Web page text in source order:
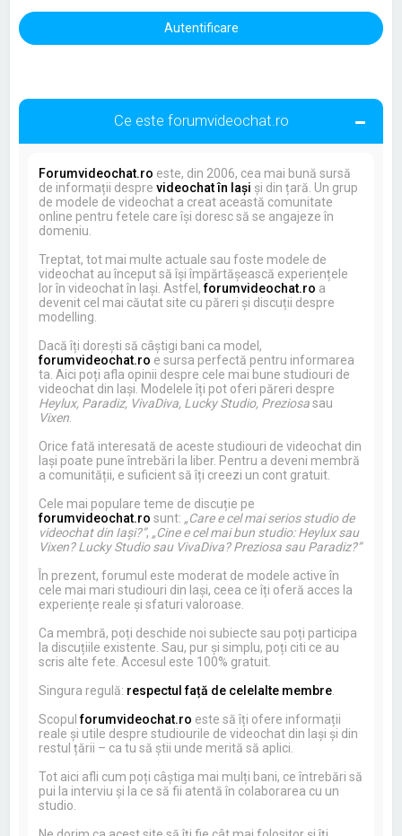
Ce este forumvideochat.ro
Forumvideochat.ro este, din 2006, cea mai bună sursă
de informații desprevideochat în Iași și din țară. Un grup
de modele de videochat a creat această comunitate
online pentru fetele care își doresc să se angajeze în
domeniu.
Treptat, tot mai multe actuale sau foste modele de
videochat au început să își împărtășească experiențele
lor în videochat în Iași. Astfel,forumvideochat.ro a
devenit cel mai căutat site cu păreri și discuții despre
modelling.
Dacă îți dorești să câștigi bani ca model,
forumvideochat.ro e sursa perfectă pentru informarea
ta. Aici poți afla opinii despre cele mai bune studiouri de
videochat din Iași. Modelele îți pot oferi păreri despre
Heylux, Paradiz, VivaDiva, Lucky Studio, Preziosasau
Vixen
Orice fată interesată de aceste studiouri de videochat din
Iași poate pune întrebări la liber. Pentru a deveni membră
a comunității, e suficient să îți creezi un cont gratuit.
Cele mai populare teme de discuție pe
forumvideochat.ro sunt: „Care e cel mai serios studio de
videochat din Iași?”, „Cine e cel mai bun studio: Heylux sau
Vixen? Lucky Studio sau VivaDiva? Preziosa sau Paradiz?”
În prezent, forumul este moderat de modele active în
cele mai mari studiouri din Iași, ceea ce îți oferă acces la
experiențe reale și sfaturi valoroase.
Ca membră, poți deschide noi subiecte sau poți participa
la discuțiile existente. Sau, pur și simplu, poți citi ce au
scris alte fete. Accesul este 100% gratuit.
Singura regulă: respectul față de celelalte membre
Scopulforumvideochat.ro este să îți ofere informații
reale și utile despre studiourile de videochat din Iași și din
restul țării – ca tu să știi unde merită să aplici.
Tot aici afli cum poți câștiga mai mulți bani, ce întrebări să
pui la interviu și la ce să fii atentă în colaborarea cu un
studio.